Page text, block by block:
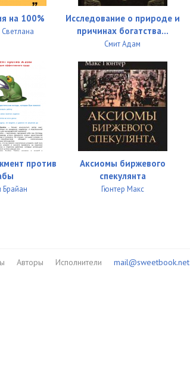
на 100%
Исследование о природе и
причинах богатства...
Смит Адам
против
Брайан
Аксиомы биржевого
спекулянта
Гюнтер Макс
Авторы Исполнители mail@sweetbook.net